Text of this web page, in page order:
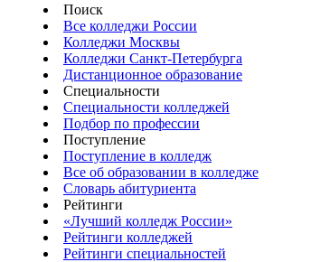
Поиск
Все колледжи России
Колледжи Москвы
Колледжи Санкт-Петербурга
Дистанционное образование
Специальности
Специальности колледжей
Подбор по профессии
Поступление
Поступление в колледж
Все об образовании в колледже
Словарь абитуриента
Рейтинги
«Лучший колледж России»
Рейтинги колледжей
Рейтинги специальностей